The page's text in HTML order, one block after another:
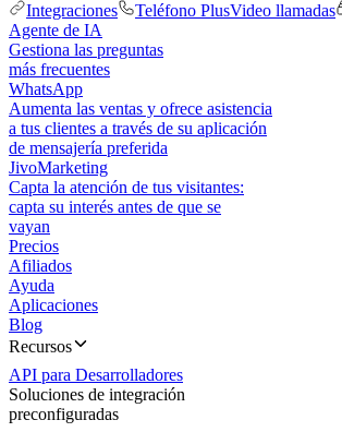
Integraciones
Teléfono PlusVideo llamadas
Agente de IA
Gestiona las preguntas
más frecuentes
WhatsApp
Aumenta las ventas y ofrece asistencia
a tus clientes a través de su aplicación
de mensajería preferida
JivoMarketing
Capta la atención de tus visitantes:
capta su interés antes de que se
vayan
Precios
Afiliados
Ayuda
Aplicaciones
Blog
Recursos
API para Desarrolladores
Soluciones de integración
preconfiguradas